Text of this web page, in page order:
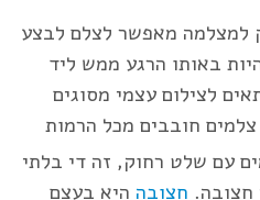
למצלמה מאפשר לצלם לבצע
באותו הרגע ממש ליד
לצילום עצמי מסוגים
חובבים מכל הרמות
עם שלט רחוק, זה די בלתי
חצובה היא בעצם